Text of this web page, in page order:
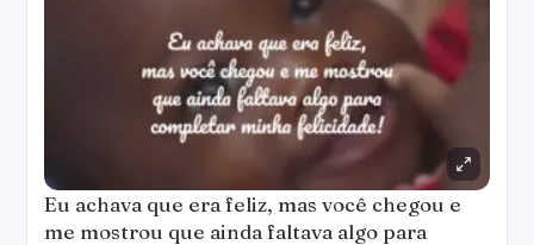
Eu achava que era feliz, mas você chegou e
me mostrou que ainda faltava algo para